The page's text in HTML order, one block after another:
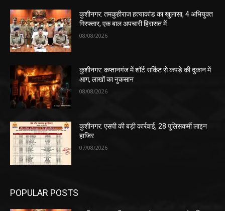
कुशीनगर: तमकुहीराज हत्याकांड का खुलासा, 4 अभियुक्त
गिरफ्तार, एक बाल अपचारी हिरासत में
08/08/2026
कुशीनगर: कप्तानगंज में शॉर्ट सर्किट से कपड़े की दुकान में
आग, लाखों का नुकसान
08/08/2026
कुशीनगर: एसपी की बड़ी कार्रवाई, 28 पुलिसकर्मी लाइन
हाजिर
07/08/2026
POPULAR POSTS